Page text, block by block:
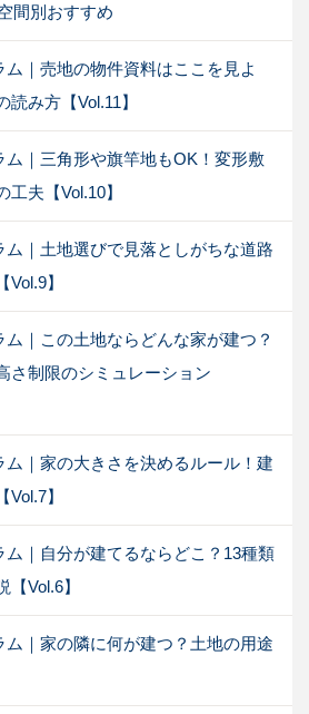
間別おすすめ
ム｜売地の物件資料はここを見よ
み方【Vol.11】
ム｜三角形や旗竿地もOK！変形敷
夫【Vol.10】
ム｜土地選びで見落としがちな道路
】
ム｜この土地ならどんな家が建つ？
さ制限のシミュレーション
ム｜家の大きさを決めるルール！建
】
ム｜自分が建てるならどこ？13種類
Vol.6】
ム｜家の隣に何が建つ？土地の用途